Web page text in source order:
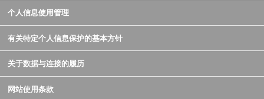
个人信息使用管理
有关特定个人信息保护的基本方针
关于数据与连接的履历
网站使用条款